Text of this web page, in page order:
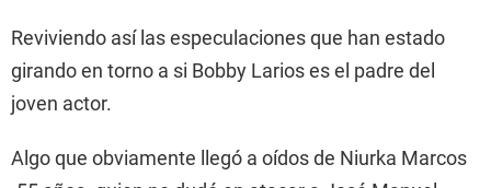
Reviviendo así las especulaciones que han estado
girando en torno a si Bobby Larios es el padre del
joven actor.
Algo que obviamente llegó a oídos de Niurka Marcos